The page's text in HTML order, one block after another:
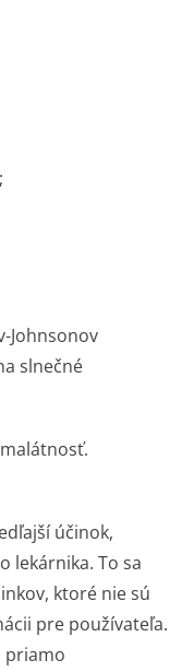
Johnsonov
slnečné
účinok,
lekárnika. To sa
ktoré nie sú
pre používateľa.
priamo